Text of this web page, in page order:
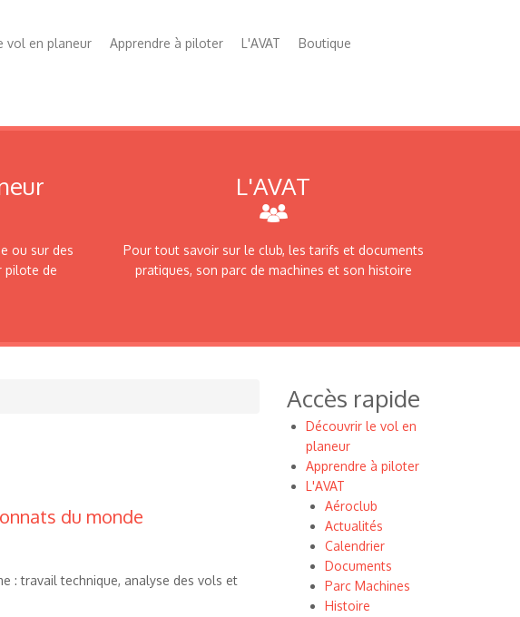
vol en planeur Apprendre à piloter L'AVAT Boutique
ou sur des
pilote de
L'AVAT
Pour tout savoir sur le club, les tarifs et documents
pratiques, son parc de machines et son histoire
du monde
: travail technique, analyse des vols et
Accès rapide
Découvrir le vol en
planeur
Apprendre à piloter
L'AVAT
Aéroclub
Actualités
Calendrier
Documents
Parc Machines
Histoire